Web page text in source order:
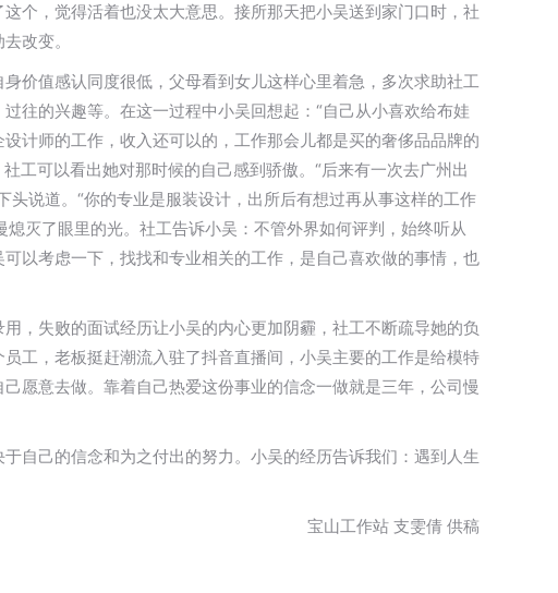
个，觉得活着也没太大意思。接所那天把小吴送到家门口时，社
改变。
价值感认同度很低，父母看到女儿这样心里着急，多次求助社工
往的兴趣等。在这一过程中小吴回想起：“自己从小喜欢给布娃
计师的工作，收入还可以的，工作那会儿都是买的奢侈品品牌的
工可以看出她对那时候的自己感到骄傲。“后来有一次去广州出
说道。“你的专业是服装设计，出所后有想过再从事这样的工作
灭了眼里的光。社工告诉小吴：不管外界如何评判，始终听从
以考虑一下，找找和专业相关的工作，是自己喜欢做的事情，也
，失败的面试经历让小吴的内心更加阴霾，社工不断疏导她的负
工，老板挺赶潮流入驻了抖音直播间，小吴主要的工作是给模特
愿意去做。靠着自己热爱这份事业的信念一做就是三年，公司慢
自己的信念和为之付出的努力。小吴的经历告诉我们：遇到人生
宝山工作站 支雯倩 供稿